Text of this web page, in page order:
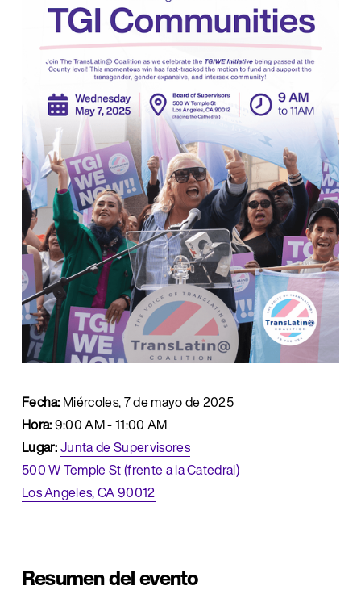
Fecha: Miércoles, 7 de mayo de 2025
Hora: 9:00 AM - 11:00 AM
Lugar:Junta de Supervisores
500 W Temple St (frente a la Catedral)
Los Angeles, CA 90012
Resumen del evento